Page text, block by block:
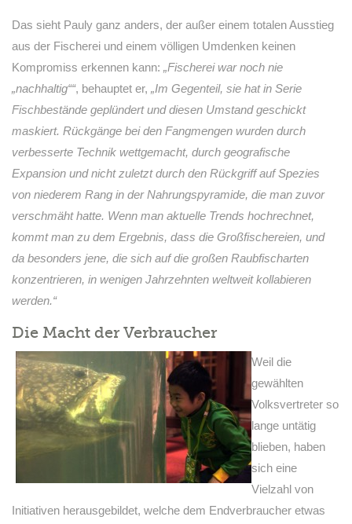
Das sieht Pauly ganz anders, der außer einem totalen Ausstieg
aus der Fischerei und einem völligen Umdenken keinen
Kompromiss erkennen kann:„Fischerei war noch nie
„nachhaltig““, behauptet er,„Im Gegenteil, sie hat in Serie
Fischbestände geplündert und diesen Umstand geschickt
maskiert. Rückgänge bei den Fangmengen wurden durch
verbesserte Technik wettgemacht, durch geografische
Expansion und nicht zuletzt durch den Rückgriff auf Spezies
von niederem Rang in der Nahrungspyramide, die man zuvor
verschmäht hatte. Wenn man aktuelle Trends hochrechnet,
kommt man zu dem Ergebnis, dass die Großfischereien, und
da besonders jene, die sich auf die großen Raubfischarten
konzentrieren, in wenigen Jahrzehnten weltweit kollabieren
werden.“
Die Macht der Verbraucher
Weil die
gewählten
Volksvertreter so
lange untätig
blieben, haben
sich eine
Vielzahl von
Initiativen herausgebildet, welche dem Endverbraucher etwas